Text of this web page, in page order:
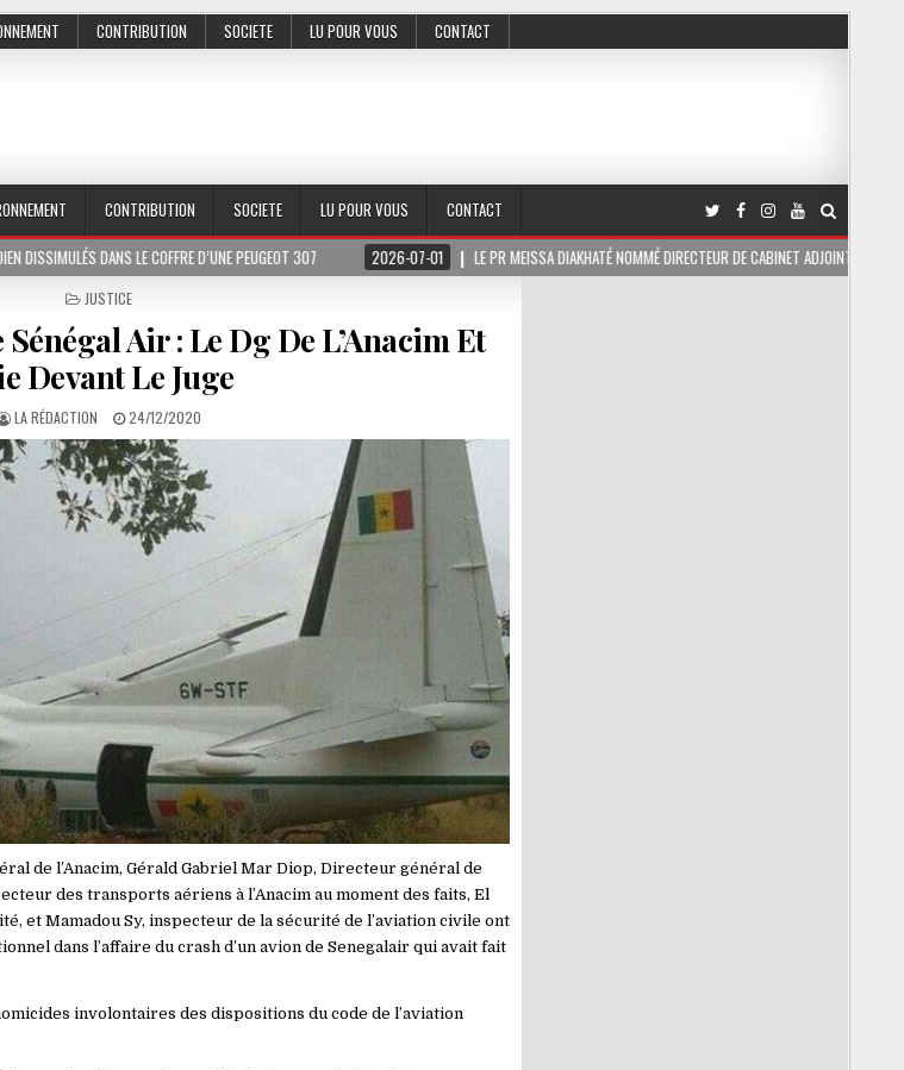
CONTRIBUTION SOCIETE LU POUR VOUS CONTACT
CONTRIBUTION SOCIETE LU POUR VOUS
CONTACT
LE COFFRE D’UNE PEUGEOT 307 2026-07-01 LE PR MEISSA DIAKHATÉ NOMMÉ DIRECTEUR DE CABINET ADJOINT DU PRÉSIDENT DE LA
POSTED
JUSTICE
Sénégal Air : Le Dg De L’Anacim Et
Devant Le Juge
LA RÉDACTION 24/12/2020
de l’Anacim, Gérald Gabriel Mar Diop, Directeur général de
des transports aériens à l’Anacim au moment des faits, El
et Mamadou Sy, inspecteur de la sécurité de l’aviation civile ont
dans l’affaire du crash d’un avion de Senegalair qui avait fait
involontaires des dispositions du code de l’aviation